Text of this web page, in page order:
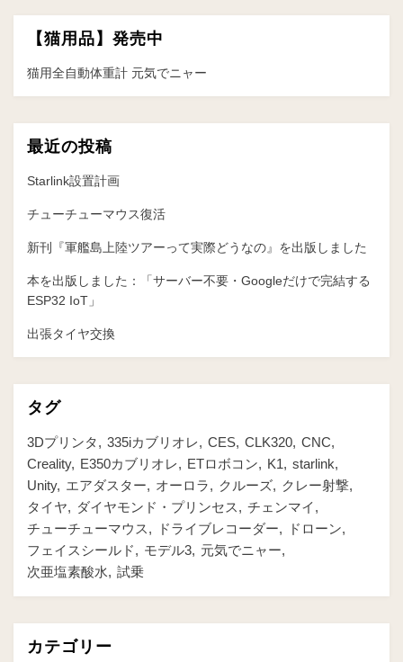
ー
シ
ョ
ン
【猫用品】発売中
猫用全自動体重計 元気でニャー
最近の投稿
Starlink設置計画
チューチューマウス復活
新刊『軍艦島上陸ツアーって実際どうなの』を出版しました
本を出版しました：「サーバー不要・Googleだけで完結する
ESP32 IoT」
出張タイヤ交換
タグ
3Dプリンタ 335iカブリオレ CES CLK320 CNC
Creality
E350カブリオレ ETロボコン K1
starlink
Unity
エアダスター オーロラ クルーズ
クレー射撃
タイヤ
ダイヤモンド・プリンセス
チェンマイ
チューチューマウス
ドライブレコーダー
ドローン
フェイスシールド
モデル3
元気でニャー
次亜塩素酸水
試乗
カテゴリー